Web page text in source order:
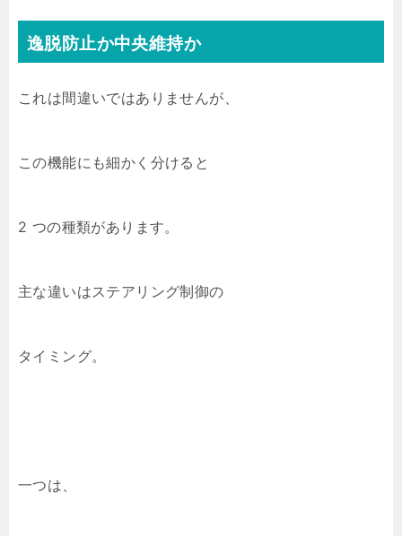
逸脱防止か中央維持か
これは間違いではありませんが、
この機能にも細かく分けると
2 つの種類があります。
主な違いはステアリング制御の
タイミング。
一つは、